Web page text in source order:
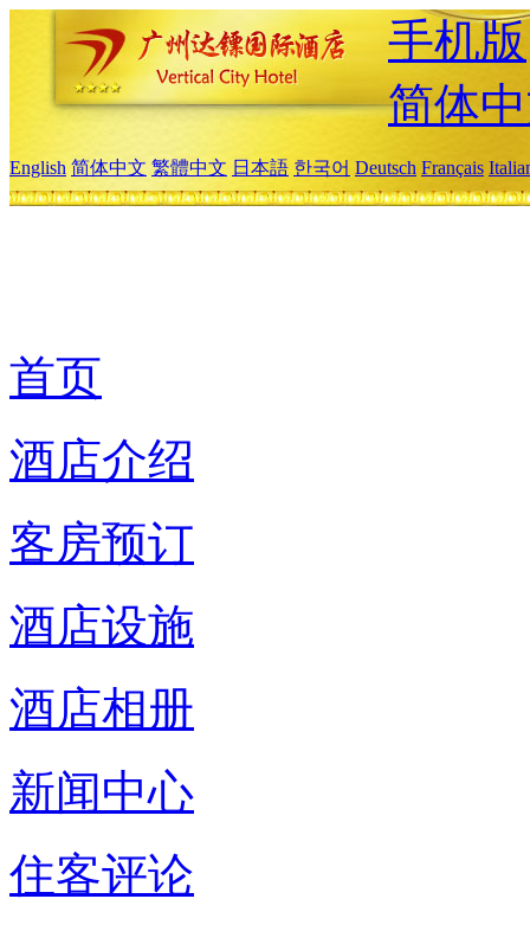
手机版
简体
English 简体中文 繁體中文 日本語 한국어 Deutsch Français
首页
酒店介绍
客房预订
酒店设施
酒店相册
新闻中心
住客评论